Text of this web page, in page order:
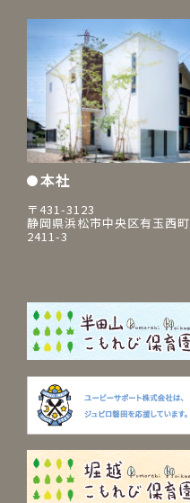
本社
〒431-3123
静岡県浜松市中央区有玉西町
2411-3